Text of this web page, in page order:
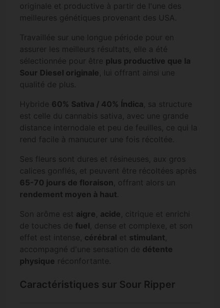
originale et productive à partir de l'une des
meilleures génétiques provenant des USA.
Travaillée sur une longue période pour en
assurer les meilleurs résultats, elle a été
sélectionnée pour être plus productive que la
Sour Diesel originale , lui offrant ainsi une
qualité de plus.
Hybride 60% Sativa / 40% Índica , sa structure
est celle du cannabis sativa, avec une grande
distance internodale et peu de feuilles, ce qui la
rend facile à manucurer une fois récoltée.
Ses fleurs sont dures et résineuses, aux gros
calices gonflés, et peuvent être récoltées après
65-70 jours de floraison , offrant alors un
rendement moyen à haut
Son arôme est aigre acide , citrique et enrichi
de touches de fuel , dense et complexe, et son
effet est intense, cérébral et stimulant
accompagné d'une sensation de détente
physique réconfortante.
Caractéristiques sur Sour Ripper